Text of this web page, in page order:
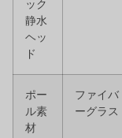
ック
静水
ヘッ
ド
ポー
ル素
材
ファイバ
ーグラス